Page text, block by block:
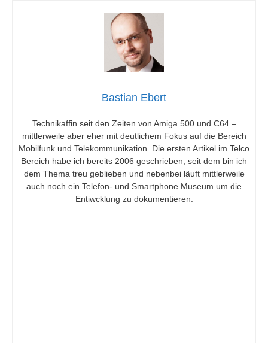
Bastian Ebert
Technikaffin seit den Zeiten von Amiga 500 und C64 –
mittlerweile aber eher mit deutlichem Fokus auf die Bereich
Mobilfunk und Telekommunikation. Die ersten Artikel im Telco
Bereich habe ich bereits 2006 geschrieben, seit dem bin ich
dem Thema treu geblieben und nebenbei läuft mittlerweile
auch noch ein Telefon- und Smartphone Museum um die
Entiwcklung zu dokumentieren.